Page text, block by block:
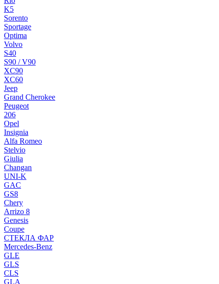
K5
Sorento
Sportage
Optima
Volvo
S40
S90 / V90
XC90
XC60
Jeep
Grand Cherokee
Peugeot
206
Opel
Insignia
Alfa Romeo
Stelvio
Giulia
Changan
UNI-K
GAC
GS8
Chery
Arrizo 8
Genesis
Coupe
СТЕКЛА ФАР
Mercedes-Benz
GLE
GLS
CLS
GLA